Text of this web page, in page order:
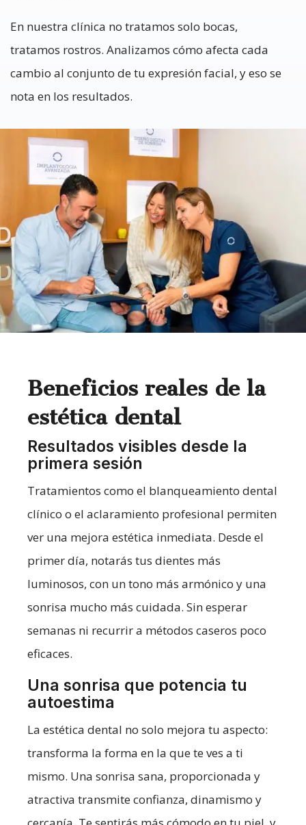
En nuestra clínica no tratamos solo bocas,
tratamos rostros. Analizamos cómo afecta cada
cambio al conjunto de tu expresión facial, y eso se
nota en los resultados.
Beneficios reales de la
estética dental
Resultados visibles desde la
primera sesión
Tratamientos como el blanqueamiento dental
clínico o el aclaramiento profesional permiten
ver una mejora estética inmediata. Desde el
primer día, notarás tus dientes más
luminosos, con un tono más armónico y una
sonrisa mucho más cuidada. Sin esperar
semanas ni recurrir a métodos caseros poco
eficaces.
Una sonrisa que potencia tu
autoestima
La estética dental no solo mejora tu aspecto:
transforma la forma en la que te ves a ti
mismo. Una sonrisa sana, proporcionada y
atractiva transmite confianza, dinamismo y